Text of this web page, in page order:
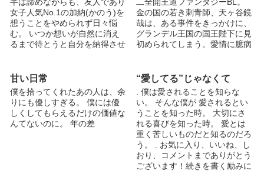
女子人気No.1の加納(かのう)を
想うことをやめられず日々悩
む。 いつか想いが自然に消え
るまで待とうと自分を納得させ
———。 ---------------------------
------------------ 不定期更新。 表
紙はやすばる様の「ストイック
な男メーカー」より作成させて
頂きました。
金の国の若き刺青師、天ヶ谷鏡
哉は、ある事件をきっかけに、
グランデル王国の国王陛下に見
初められてしまう。愛情に臆病
だ世界の存亡に関わる陰謀とを
ミックスした、本格ファンタジ
ー×BL。 従来のBL小説の枠を
越え、ストーリーに重きを置い
た新しいBLです。がっつりとし
たBLが読みたい方には不向きで
すが、緻密に練られた（※当社
比）ストーリーの中に垣間見え
るBL要素がお好きな方には、自
信を持ってオススメできます。
甘い日常
僕を拾ってくれたあの人は、余
りにも優しすぎる。 僕には優
しくしてもらえるだけの価値な
んてないのに。 年の差
“愛してる”じゃなくて
. 僕は愛されることを知らな
い。 そんな僕が 愛されるとい
うことを知った時。 大切にさ
れる喜びを知った時。 愛とは
重く苦しいものだと知るのだろ
う。 . お気に入り、いいね、し
おり、コメントまでありがとう
ございます！続きを書く励みに